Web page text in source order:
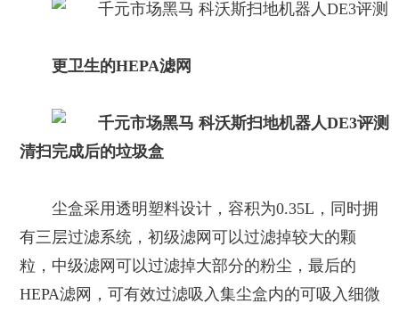
更卫生的HEPA滤网
清扫完成后的垃圾盒
尘盒采用透明塑料设计，容积为0.35L，同时拥
有三层过滤系统，初级滤网可以过滤掉较大的颗
粒，中级滤网可以过滤掉大部分的粉尘，最后的
HEPA滤网，可有效过滤吸入集尘盒内的可吸入细微